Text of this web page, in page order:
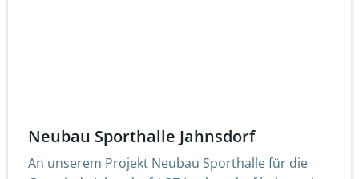
Neubau Sporthalle Jahnsdorf
An unserem Projekt Neubau Sporthalle für die